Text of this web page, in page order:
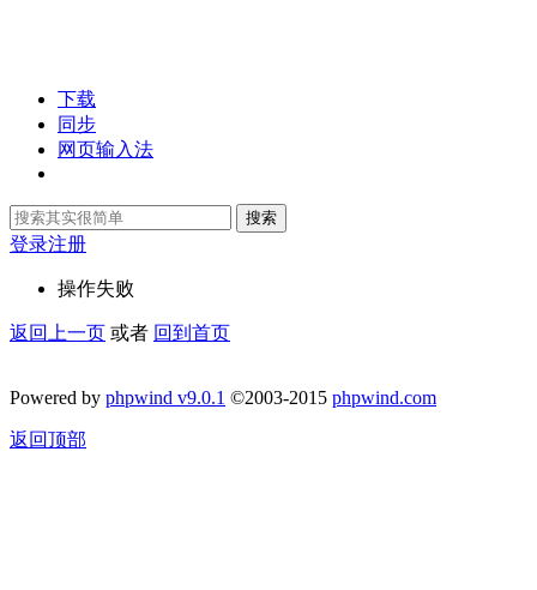
下载
同步
网页输入法
搜索
登录注册
操作失败
返回上一页 或者 回到首页
Powered by phpwind v9.0.1 ©2003-2015 phpwind.com
返回顶部